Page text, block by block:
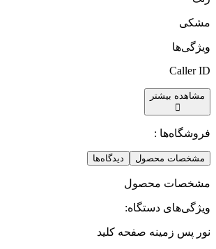
مشکی
ویژگی‌ها
Caller ID
مشاهده بیشتر
فروشگاه‌ها :
مشخصات محصول دیدگاه‌ها
مشخصات محصول
ویژگی‌های دستگاه:
نور پس زمینه صفحه کلید